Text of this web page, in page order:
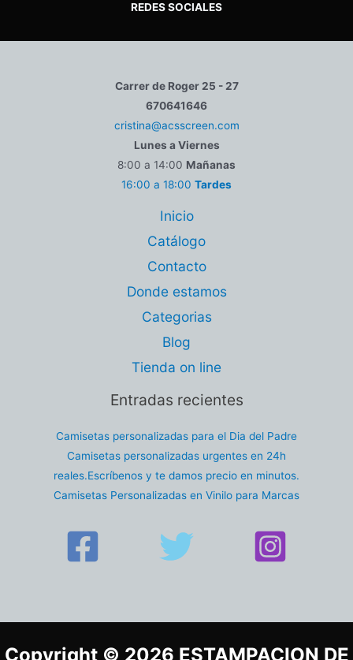
REDES SOCIALES
Carrer de Roger 25 - 27
670641646
cristina@acsscreen.com
Lunes a Viernes
8:00 a 14:00 Mañanas
16:00 a 18:00 Tardes
Inicio
Catálogo
Contacto
Donde estamos
Categorias
Blog
Tienda on line
Entradas recientes
Camisetas personalizadas para el Dia del Padre
Camisetas personalizadas urgentes en 24h
reales.Escríbenos y te damos precio en minutos.
Camisetas Personalizadas en Vinilo para Marcas
Copyright © 2026 ESTAMPACION DE